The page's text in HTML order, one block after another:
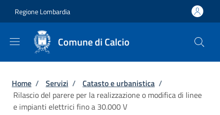
Regione Lombardia
Comune di Calcio
Briciole di pane
Home / Servizi / Catasto e urbanistica /
Rilascio del parere per la realizzazione o modifica di linee
e impianti elettrici fino a 30.000 V